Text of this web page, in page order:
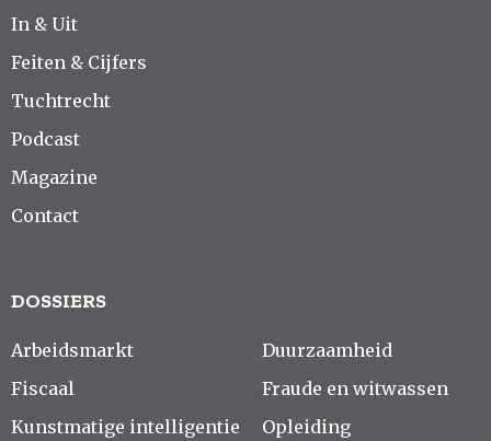
In & Uit
Feiten & Cijfers
Tuchtrecht
Podcast
Magazine
Contact
DOSSIERS
Arbeidsmarkt
Fiscaal
Kunstmatige intelligentie
Duurzaamheid
Fraude en witwassen
Opleiding